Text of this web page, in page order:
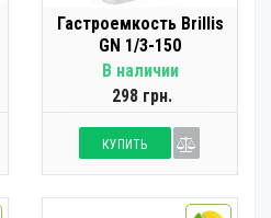
Гастроемкость Brillis
GN 1/3-150
В наличии
298 грн.
КУПИТЬ